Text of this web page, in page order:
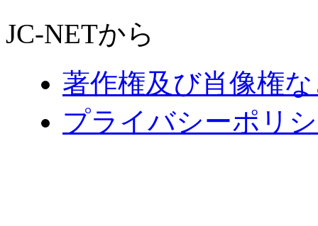
JC-NETから
著作権及び肖像権
プライバシーポリ